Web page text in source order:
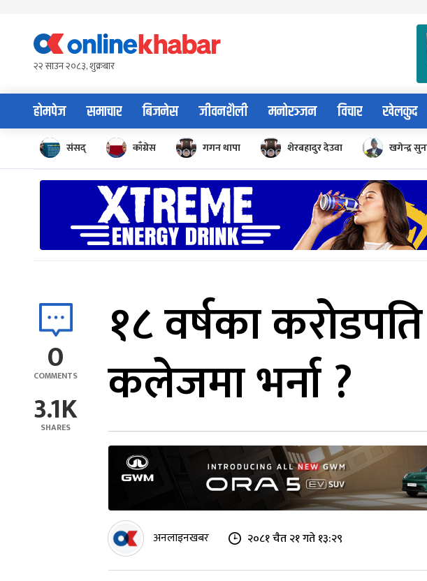
content२२ साउन २०८३, शुक्रबार
होमपेज समाचार बिजनेस जीवनशैली मनोरञ्जन विचार खेलकुद
संसद् काँग्रेस गगन थापा शेरबहादुर देउवा खगेन्द्र
0
COMMENTS
3.1K
SHARES
१८ वर्षका
कलेजमा भर्ना ?
अनलाइनखबर २०८१ चैत २१ गते १३:२९